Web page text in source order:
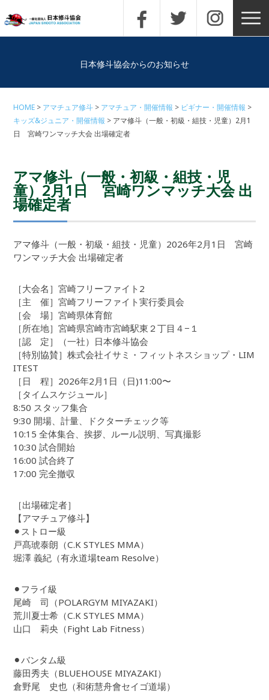
日本修斗協会からのお知らせ
HOME アマチュア修斗 アマチュア・開催情報
ビギナー・開催情報
キッズ&ジュニア・開催情報
アマ修斗（一般・初級・組技・児童）2月1
日 宮崎ワンマッチ大会 出場確定者
アマ修斗（一般・初級・組技・児
童）2月1日 宮崎ワンマッチ大会 出
場確定者
アマ修斗（一般・初級・組技・児童）2026年2月1日 宮崎
ワンマッチ大会 出場確定者
［大会名］宮崎フリーファイト2
［主 催］宮崎フリーファイト実行委員会
［会 場］宮崎県体育館
［所在地］宮崎県宮崎市宮崎駅東２丁目４−１
［認 定］（一社）日本修斗協会
［特別協賛］株式会社イサミ・フィットネスショップ・LIM
ITEST
［日 程］2026年2月1日（日)11:00〜
［タイムスケジュール］
8:50 スタッフ集合
9:30 開場、計量、ドクターチェック等
10:15 全体集合、挨拶、ルール説明、写真撮影
10:30 試合開始
16:00 試合終了
17:00 完全撤収
［出場確定者］
【アマチュア修斗】
⚫︎ストロー級
戸髙琥泰朗（C.K STYLES MMA）
堀澤 義紀（有永道場team Resolve）
⚫︎フライ級
尾崎 司（POLARGYM MIYAZAKI）
荒川夏士希（C.K STYLES MMA）
山口 莉央（Fight Lab Fitness）
⚫︎バンタム級
藤田秀夫（BLUEHOUSE MIYAZAKI）
倉野尾 史也（和術慧舟會セイゴ道場）